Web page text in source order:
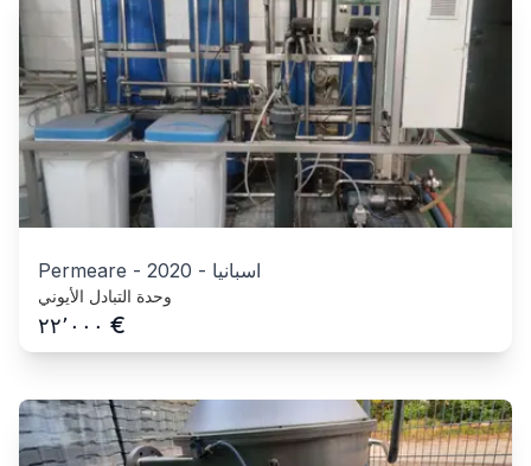
Permeare - 2020 - اسبانيا
وحدة التبادل الأيوني
٢٢٬٠٠٠ €